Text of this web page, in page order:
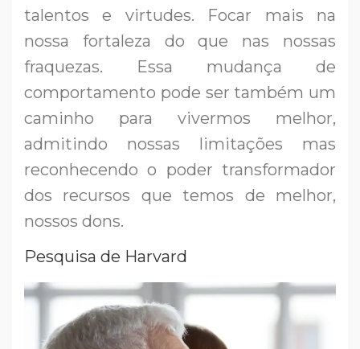
talentos e virtudes. Focar mais na
nossa fortaleza do que nas nossas
fraquezas. Essa mudança de
comportamento pode ser também um
caminho para vivermos melhor,
admitindo nossas limitações mas
reconhecendo o poder transformador
dos recursos que temos de melhor,
nossos dons.
Pesquisa de Harvard